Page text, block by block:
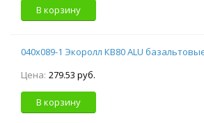
В корзину
040х089-1 Экоролл КВ80 ALU
Цена: 279.53 руб.
В корзину